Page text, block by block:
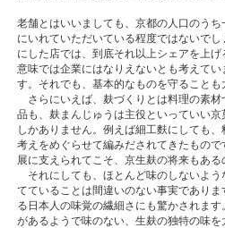
老舗とはいいましても、京都の人口のう
にいれていただいている程度ではないで
にした店では、到底それ以上シェアを上
意味では企業にはなりえないとも考えて
す。それでも、基本的なものを守ることも
さらにいえば、麸づくりとは料理の素材
品も、麸まんじゅうは主役といっていい
しかありません。例えば細工麩にしても
考えをめぐらせて編みだされてきたもの
展に支えられてこそ、京生麸の将来もある
それにしても、ほとんど味のしないよう
てていることは間違いのない事実であり
る日本人の味覚の繊細さにも驚かされま
があるようで味のない、生麸の独特の味